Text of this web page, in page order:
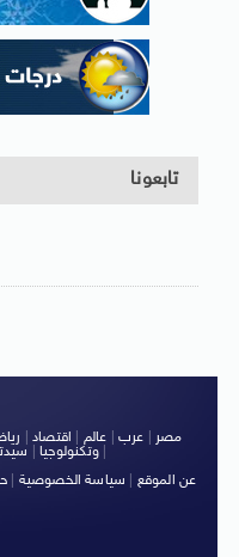
تابعونا
مصر عرب عالم اقتصاد
وتكنولوجيا|
|
عن الموقع
سياسة الخصوصية